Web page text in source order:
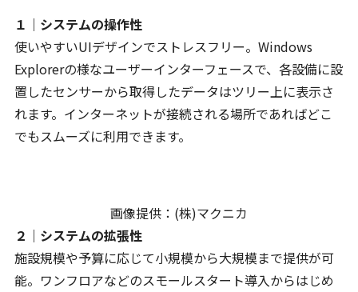
１｜システムの操作性
使いやすいUIデザインでストレスフリー。Windows
Explorerの様なユーザーインターフェースで、各設備に設
置したセンサーから取得したデータはツリー上に表示さ
れます。インターネットが接続される場所であればどこ
でもスムーズに利用できます。
画像提供：(株)マクニカ
２｜システムの拡張性
施設規模や予算に応じて小規模から大規模まで提供が可
能。ワンフロアなどのスモールスタート導入からはじめ